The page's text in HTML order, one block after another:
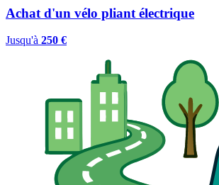
Achat d'un vélo pliant électrique
Jusqu'à 250 €